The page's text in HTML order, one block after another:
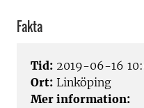
Fakta
Tid: 2019-06-16
Ort: Linköping
Mer information: